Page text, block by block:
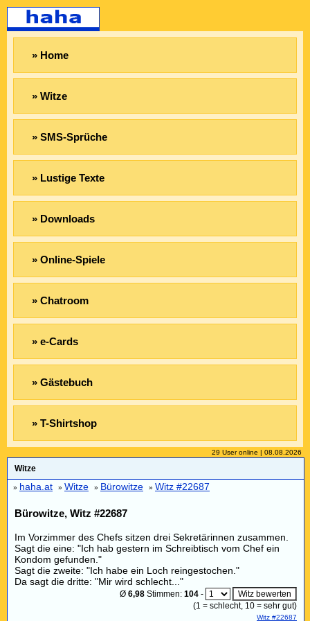
» Home
» Witze
» SMS-Sprüche
» Lustige Texte
» Downloads
» Online-Spiele
» Chatroom
» e-Cards
» Gästebuch
» T-Shirtshop
29 User online | 08.08.2026
Witze
» haha.at » Witze » Bürowitze » Witz #22687
Bürowitze, Witz #22687
Im Vorzimmer des Chefs sitzen drei Sekretärinnen zusammen.
Sagt die eine: "Ich hab gestern im Schreibtisch vom Chef ein
Kondom gefunden."
Sagt die zweite: "Ich habe ein Loch reingestochen."
Da sagt die dritte: "Mir wird schlecht..."
Ø 6,98 Stimmen: 104 -
(1 = schlecht, 10 = sehr gut)
Witz #22687